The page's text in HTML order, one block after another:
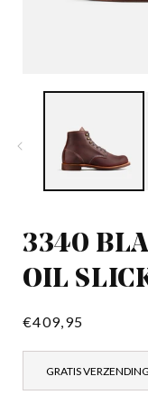
3340
OIL
Normale
€409,95
GRATIS